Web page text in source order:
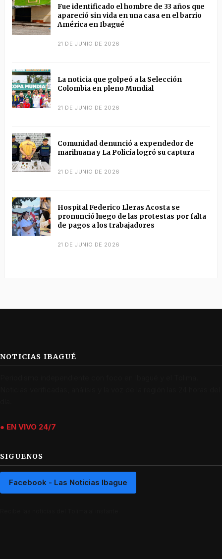
Fue identificado el hombre de 33 años que
apareció sin vida en una casa en el barrio
América en Ibagué
21 DE JUNIO DE 2026
La noticia que golpeó a la Selección
Colombia en pleno Mundial
21 DE JUNIO DE 2026
Comunidad denunció a expendedor de
marihuana y La Policía logró su captura
21 DE JUNIO DE 2026
Hospital Federico Lleras Acosta se
pronunció luego de las protestas por falta
de pagos a los trabajadores
21 DE JUNIO DE 2026
NOTICIAS IBAGUÉ
● EN VIVO 24/7
SIGUENOS
Facebook - Las Noticias Ibague